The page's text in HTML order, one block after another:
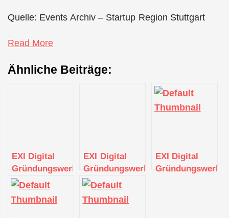
Quelle: Events Archiv – Startup Region Stuttgart
Read More
Ähnliche Beiträge:
EXI Digital
Gründungswerkstatt
EXI Digital
Gründungswerkstatt
EXI Digital